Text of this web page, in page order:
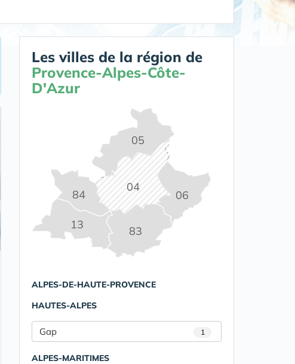
Les villes de la région de
Provence-Alpes-Côte-
D'Azur
04
05
06
13 83
84
ALPES-DE-HAUTE-PROVENCE
HAUTES-ALPES
Gap 1
ALPES-MARITIMES